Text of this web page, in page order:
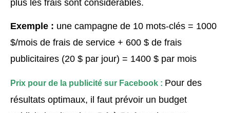
plus les frais sont considérables.
Exemple : une campagne de 10 mots-clés = 1000
$/mois de frais de service + 600 $ de frais
publicitaires (20 $ par jour) = 1400 $ par mois
Prix pour de la publicité sur Facebook : Pour des
résultats optimaux, il faut prévoir un budget